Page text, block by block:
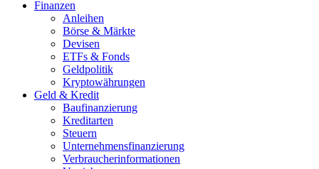
Finanzen
Anleihen
Börse & Märkte
Devisen
ETFs & Fonds
Geldpolitik
Kryptowährungen
Geld & Kredit
Baufinanzierung
Kreditarten
Steuern
Unternehmensfinanzierung
Verbraucherinformationen